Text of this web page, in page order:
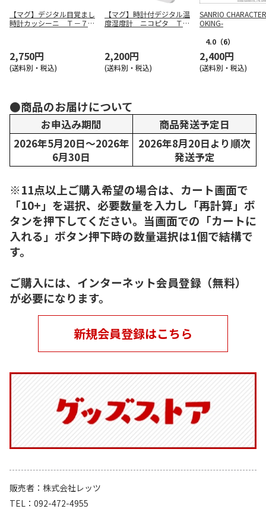
【マグ】デジタル目覚まし
時計カッシーニ Ｔ－７２
2,750円
(送料別・税込)
【マグ】時計付デジタル温
度湿度計 ニコピタ ＴＨ
2,200円
(送料別・税込)
SANRIO
OKING-
4.0 （6）
2,400円
(送料別・税込)
●商品のお届けについて
お申込み期間
商品発送予定日
2026年5月20日～2026年
6月30日
2026年8月20日より順次
発送予定
※11点以上ご購入希望の場合は、カート画面で
「10+」を選択、必要数量を入力し「再計算」ボ
タンを押下してください。当画面での「カートに
入れる」ボタン押下時の数量選択は1個で結構で
す。
ご購入には、インターネット会員登録（無料）
が必要になります。
新規会員登録はこちら
販売者
株式会社レッツ
TEL
092-472-4955